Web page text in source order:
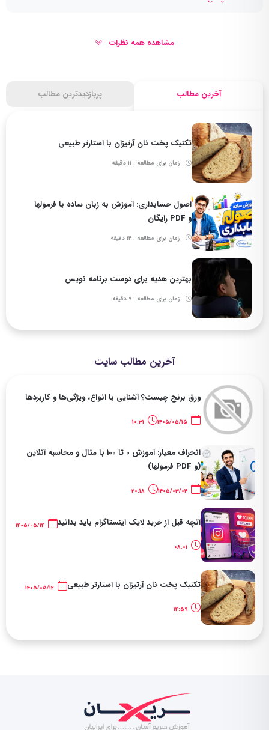
آخرین مطالب پربازدیدترین مطالب
تکنیک پخت نان آرتیزان با استارتر طبیعی
زمان برای مطالعه : 11 دقیقه
اصول حسابداری: آموزش به زبان ساده با فرمولها
و PDF رایگان
زمان برای مطالعه : 14 دقیقه
بهترین هدیه برای دوست برنامه نویس
زمان برای مطالعه : 9 دقیقه
آخرین مطالب سایت
ورق برنج چیست؟ آشنایی با انواع، ویژگی‌ها و کاربردها
انحراف معیار: آموزش 0 تا 100 با مثال و محاسبه آنلاین
(و PDF فرمولها)
20:18
آنچه قبل از خرید لایک اینستاگرام باید بدانید
تکنیک پخت نان آرتیزان با استارتر طبیعی
14:59
مشاهده همه نظرات